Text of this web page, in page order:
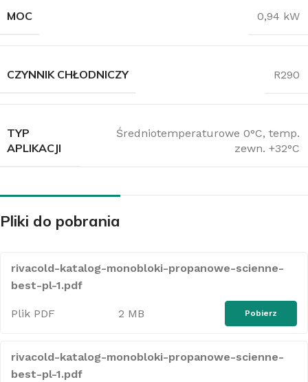
MOC 0,94 kW
CZYNNIK CHŁODNICZY R290
TYP
APLIKACJI
Średniotemperaturowe 0°C, temp.
zewn. +32°C
Pliki do pobrania
rivacold-katalog-monobloki-propanowe-scienne-
best-pl-1.pdf
Plik PDF 2 MB Pobierz
rivacold-katalog-monobloki-propanowe-scienne-
best-pl-1.pdf